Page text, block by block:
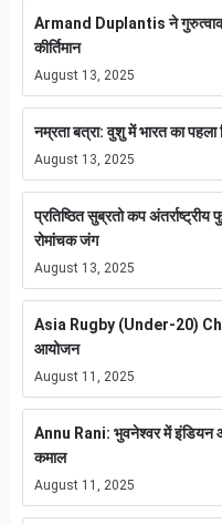
Armand Duplantis ने
कीर्तिमान
August 13, 2025
नम्रता बत्रा: वुशु में भारत का पहला
August 13, 2025
प्रतिष्ठित सुब्रतो कप
रोमांचक जंग
August 13, 2025
Asia Rugby (Under-20)
आयोजन
August 11, 2025
Annu Rani: भुवनेश्वर में इंडियन
कमाल
August 11, 2025